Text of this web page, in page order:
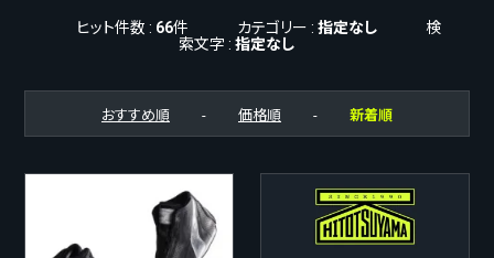
ヒット件数 : 66件 カテゴリー : 指定なし
検
索文字 : 指定なし
おすすめ順 - 価格順 - 新着順